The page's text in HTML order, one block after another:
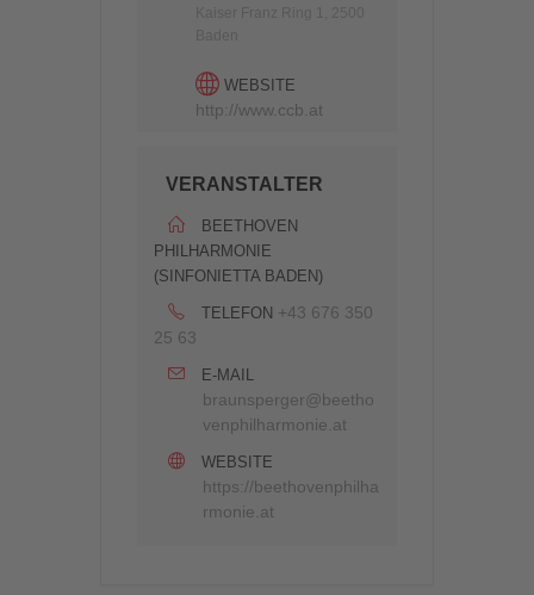
WEBSITE
http://www.ccb.at
VERANSTALTER
BEETHOVEN
PHILHARMONIE
(SINFONIETTA BADEN)
TELEFON +43 676 350
25 63
E-MAIL
braunsperger@beetho
venphilharmonie.at
WEBSITE
https://beethovenphilha
rmonie.at